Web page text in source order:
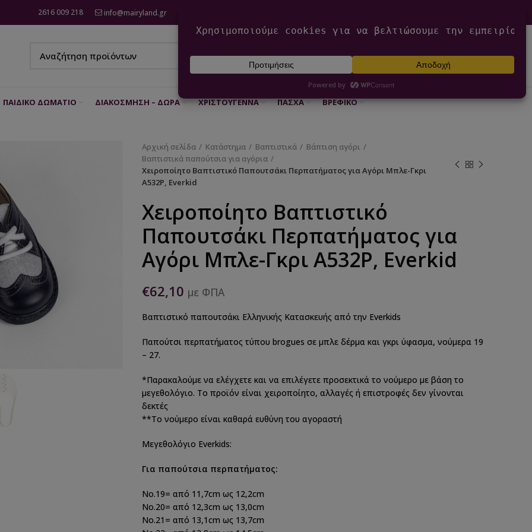
2616 009 218 info@mairyland.gr
ΕΊΣΟΔΟΣ / ΕΓΓΡΑΦΉ €0,00
ΠΑΙΔΙΚΌ ΔΩΜΆΤΙΟ ΔΙΑΚΌΣΜΗΣΗ – ΔΏΡΑ ΧΡΙΣΤΟΎΓΕΝΝΑ ΠΆΣΧΑ ΒΡΕΦΙΚΌ
Αρχική σελίδα Κατάστημα Βαπτιστικά
Βάπτιση αγόρι
Βαπτιστικά παπούτσια για αγόρια
Χειροποίητο Βαπτιστικό Παπουτσάκι Περπατήματος για Αγόρι Μπλε-Γκρι
Α532Ρ, Everkid
Χειροποίητο Βαπτιστικό
Παπουτσάκι Περπατήματος για
Αγόρι Μπλε-Γκρι Α532Ρ, Everkid
€62,10 με ΦΠΑ
Βαπτιστικό παπουτσάκι Ελληνικής Κατασκευής από την Everkids
Παπούτσι περπατήματος τύπου brogues σε μπλε δέρμα και γκρι ύφασμα, νούμερα 19
– 27.
*Παρακαλούμε να ελέγχετε και να επιλέγετε προσεκτικά το νούμερο με βάση το
μεγεθολόγιο. Το προϊόν είναι χειροποίητο, αλλαγές ή επιστροφές δεν γίνονται
δεκτές
**Το νούμερο είναι καθαρά ευθύνη του αγοραστή
Μεγεθολόγιο Everkids:
Για παπούτσια περπατήματος:
Νο.19= από 11,7cm ως 12,2cm
Νο.20= από 12,3cm ως 13,0cm
No.21= από 13,1cm ως 13,7cm